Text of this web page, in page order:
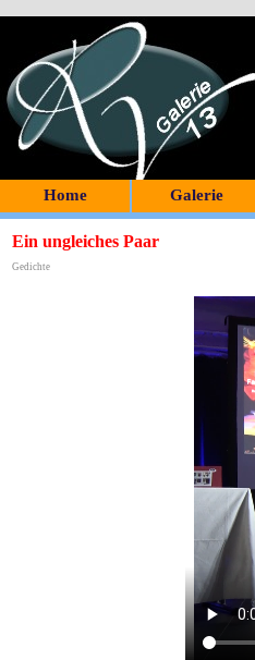
Home Galerie
Ein ungleiches Paar
Gedichte